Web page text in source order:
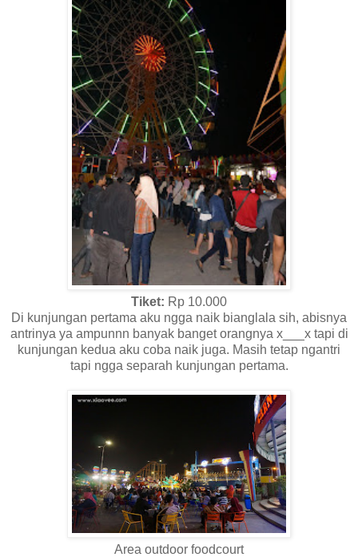
Tiket: Rp 10.000
Di kunjungan pertama aku ngga naik bianglala sih, abisnya
antrinya ya ampunnn banyak banget orangnya x___x tapi di
kunjungan kedua aku coba naik juga. Masih tetap ngantri
tapi ngga separah kunjungan pertama.
Area outdoor foodcourt